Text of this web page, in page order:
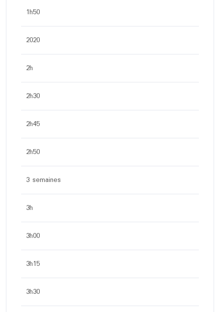
1h50
2020
2h
2h30
2h45
2h50
3 semaines
3h
3h00
3h15
3h30